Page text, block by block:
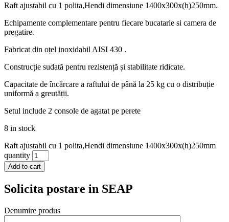
Raft ajustabil cu 1 polita,Hendi dimensiune 1400x300x(h)250mm.
Echipamente complementare pentru fiecare bucatarie si camera de
pregatire.
Fabricat din oțel inoxidabil AISI 430 .
Construcție sudată pentru rezistență și stabilitate ridicate.
Capacitate de încărcare a raftului de până la 25 kg cu o distribuție
uniformă a greutății.
Setul include 2 console de agatat pe perete
8 in stock
Raft ajustabil cu 1 polita,Hendi dimensiune 1400x300x(h)250mm
quantity
Add to cart
Solicita postare in SEAP
Denumire produs